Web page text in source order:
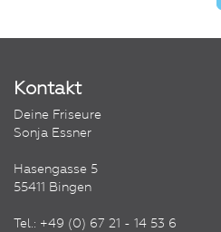
Kontakt
Deine Friseure
Sonja Essner
Hasengasse 5
55411 Bingen
Tel.: +49 (0) 67 21 - 14 53 6